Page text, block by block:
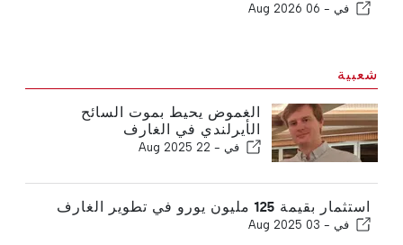
في - 06 Aug 2026
شعبية
الغموض يحيط بموت السائح
الأيرلندي في الغارف
في - 22 Aug 2025
استثمار بقيمة 125 مليون يورو في تطوير الغارف
في - 03 Aug 2025